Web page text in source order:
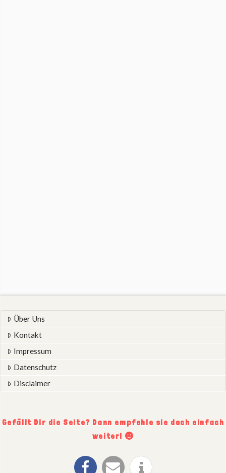
Über Uns
Kontakt
Impressum
Datenschutz
Disclaimer
Gefällt Dir die Seite? Dann empfehle sie doch einfach
weiter!